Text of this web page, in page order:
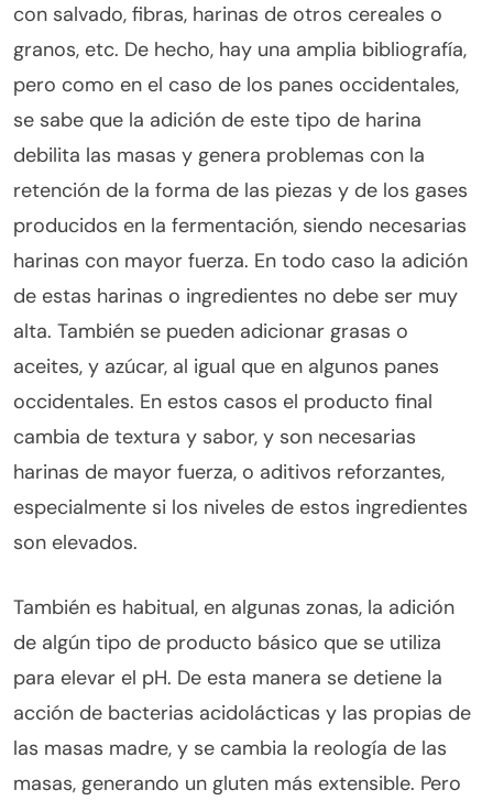
con salvado, fibras, harinas de otros cereales o
granos, etc. De hecho, hay una amplia bibliografía,
pero como en el caso de los panes occidentales,
se sabe que la adición de este tipo de harina
debilita las masas y genera problemas con la
retención de la forma de las piezas y de los gases
producidos en la fermentación, siendo necesarias
harinas con mayor fuerza. En todo caso la adición
de estas harinas o ingredientes no debe ser muy
alta. También se pueden adicionar grasas o
aceites, y azúcar, al igual que en algunos panes
occidentales. En estos casos el producto final
cambia de textura y sabor, y son necesarias
harinas de mayor fuerza, o aditivos reforzantes,
especialmente si los niveles de estos ingredientes
son elevados.
También es habitual, en algunas zonas, la adición
de algún tipo de producto básico que se utiliza
para elevar el pH. De esta manera se detiene la
acción de bacterias acidolácticas y las propias de
las masas madre, y se cambia la reología de las
masas, generando un gluten más extensible. Pero